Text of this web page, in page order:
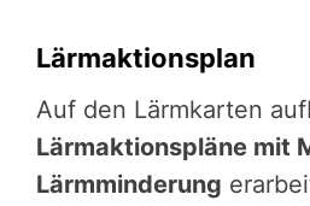
Lärmaktionsplan
Auf den Lärmkarten
Lärmaktionspläne mit
Lärmminderung